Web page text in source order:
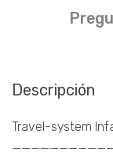
Descripción
Travel-system